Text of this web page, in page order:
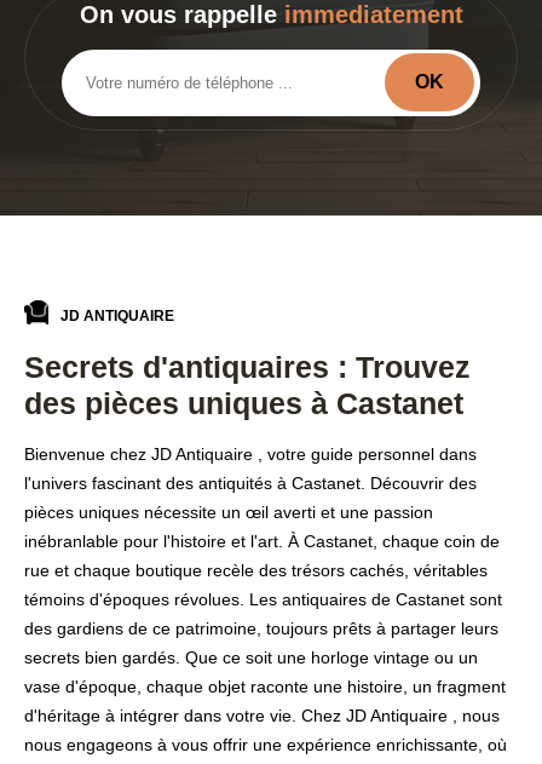
On vous rappelle immediatement
JD ANTIQUAIRE
Secrets d'antiquaires : Trouvez
des pièces uniques à Castanet
Bienvenue chez JD Antiquaire , votre guide personnel dans
l'univers fascinant des antiquités à Castanet. Découvrir des
pièces uniques nécessite un œil averti et une passion
inébranlable pour l'histoire et l'art. À Castanet, chaque coin de
rue et chaque boutique recèle des trésors cachés, véritables
témoins d'époques révolues. Les antiquaires de Castanet sont
des gardiens de ce patrimoine, toujours prêts à partager leurs
secrets bien gardés. Que ce soit une horloge vintage ou un
vase d'époque, chaque objet raconte une histoire, un fragment
d'héritage à intégrer dans votre vie. Chez JD Antiquaire , nous
nous engageons à vous offrir une expérience enrichissante, où